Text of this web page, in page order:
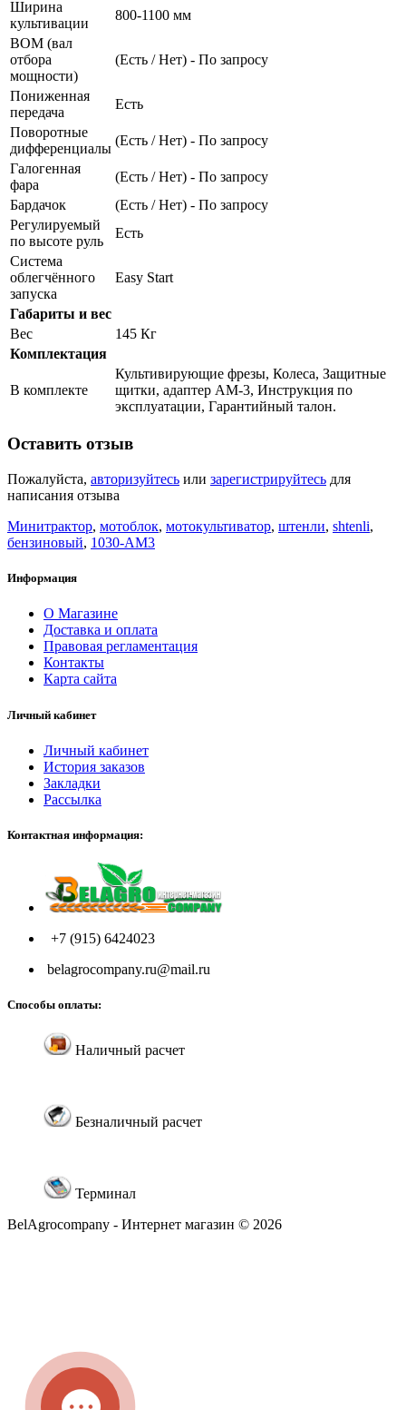
Ширина
культивации
800-1100 мм
ВОМ (вал
отбора
мощности)
(Есть / Нет) - По запросу
Пониженная
передача
Есть
Поворотные
дифференциалы
(Есть / Нет) - По запросу
Галогенная
фара
(Есть / Нет) - По запросу
Бардачок
(Есть / Нет) - По запросу
Регулируемый
по высоте руль
Есть
Система
облегчённого
запуска
Easy Start
Габариты и вес
Вес
145 Кг
Комплектация
В комплекте
Культивирующие фрезы, Колеса, Защитные
щитки, адаптер АМ-3, Инструкция по
эксплуатации, Гарантийный талон.
Оставить отзыв
Пожалуйста, авторизуйтесь или зарегистрируйтесь для
написания отзыва
Минитрактор, мотоблок, мотокультиватор, штенли, shtenli,
бензиновый, 1030-AM3
Информация
О Магазине
Доставка и оплата
Правовая регламентация
Контакты
Карта сайта
Личный кабинет
Личный кабинет
История заказов
Закладки
Рассылка
Контактная информация:
+7 (915) 6424023
belagrocompany.ru@mail.ru
Способы оплаты:
Наличный расчет
Безналичный расчет
Терминал
BelAgrocompany - Интернет магазин © 2026